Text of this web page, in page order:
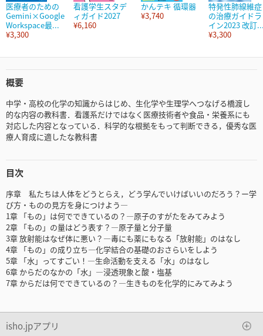
医療者のための
Gemini×Google
Workspace最...
¥3,300
看護学生スタデ
ィガイド2027
¥6,160
かんテキ 循環器
¥3,740
特発性肺線維症
の治療ガイドラ
イン2023 改訂
¥3,300
概要
中学・高校の化学の知識からはじめ、生化学や生理学へつなげる橋渡し
的な内容の教科書．看護系だけではなく医療技術者や食品・栄養系にも
対応した内容となっている．科学的な根拠をもって判断できる，優秀な医
療人育成に適したな教科書
目次
序章 私たちは人体をどうとらえ，どう学んでいけばいいのだろう？ー学
び方・ものの見方を身につけよう―
1章 「もの」は何でできているの？―原子のすがたをみてみよう
2章 「もの」の量はどう表す？―原子量と分子量
3章 放射能はなぜ体に悪い？―毒にも薬にもなる「放射能」のはなし
4章 「もの」の成り立ち―化学結合の基礎のおさらいをしよう
5章 「水」ってすごい！―生命活動を支える「水」のはなし
6章 からだのなかの「水」―浸透現象と酸・塩基
7章 からだは何でできているの？―生きものを化学的にみてみよう
isho.jpアプリ